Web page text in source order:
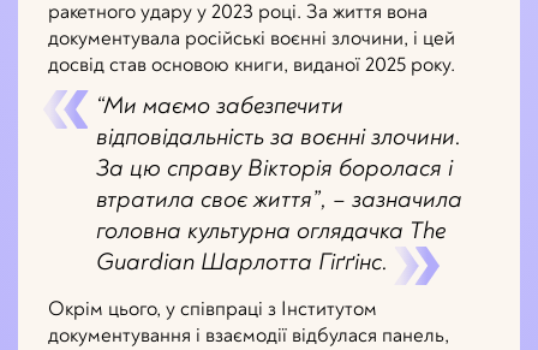
ракетного удару у 2023 році. За життя вона
документувала російські воєнні злочини, і цей
досвід став основою книги, виданої 2025 року.
“Ми маємо забезпечити
відповідальність за воєнні злочини.
За цю справу Вікторія боролася і
втратила своє життя”, – зазначила
головна культурна оглядачка The
Guardian Шарлотта Гіґґінс.
Окрім цього, у співпраці з Інститутом
документування і взаємодії відбулася панель,